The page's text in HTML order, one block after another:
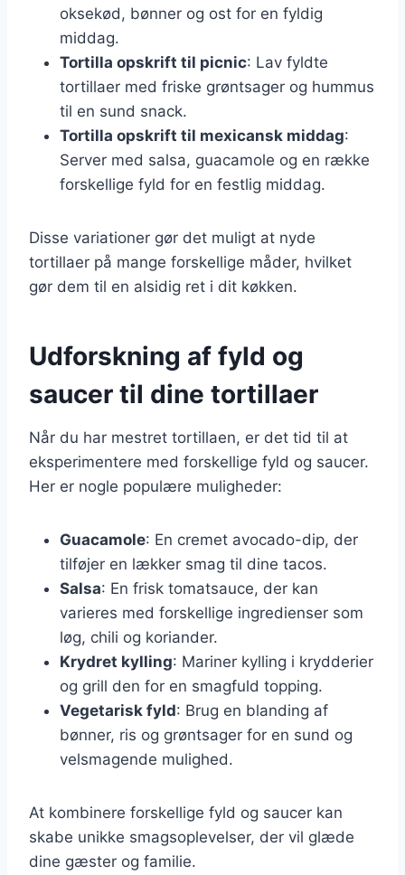
oksekød, bønner og ost for en fyldig
middag.
Tortilla opskrift til picnic: Lav fyldte
tortillaer med friske grøntsager og hummus
til en sund snack.
Tortilla opskrift til mexicansk middag:
Server med salsa, guacamole og en række
forskellige fyld for en festlig middag.
Disse variationer gør det muligt at nyde
tortillaer på mange forskellige måder, hvilket
gør dem til en alsidig ret i dit køkken.
Udforskning af fyld og
saucer til dine tortillaer
Når du har mestret tortillaen, er det tid til at
eksperimentere med forskellige fyld og saucer.
Her er nogle populære muligheder:
Guacamole: En cremet avocado-dip, der
tilføjer en lækker smag til dine tacos.
Salsa: En frisk tomatsauce, der kan
varieres med forskellige ingredienser som
løg, chili og koriander.
Krydret kylling: Mariner kylling i krydderier
og grill den for en smagfuld topping.
Vegetarisk fyld: Brug en blanding af
bønner, ris og grøntsager for en sund og
velsmagende mulighed.
At kombinere forskellige fyld og saucer kan
skabe unikke smagsoplevelser, der vil glæde
dine gæster og familie.